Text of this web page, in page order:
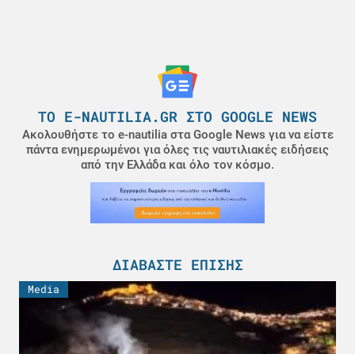
ΤΟ E-NAUTILIA.GR ΣΤΟ GOOGLE NEWS
Ακολουθήστε το e-nautilia στα Google News για να είστε
πάντα ενημερωμένοι για όλες τις ναυτιλιακές ειδήσεις
από την Ελλάδα και όλο τον κόσμο.
ΔΙΑΒΆΣΤΕ ΕΠΊΣΗΣ
Media